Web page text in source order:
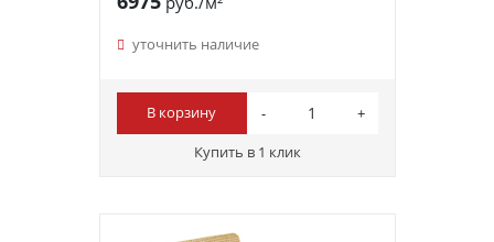
уточнить наличие
В корзину
Купить в 1 клик